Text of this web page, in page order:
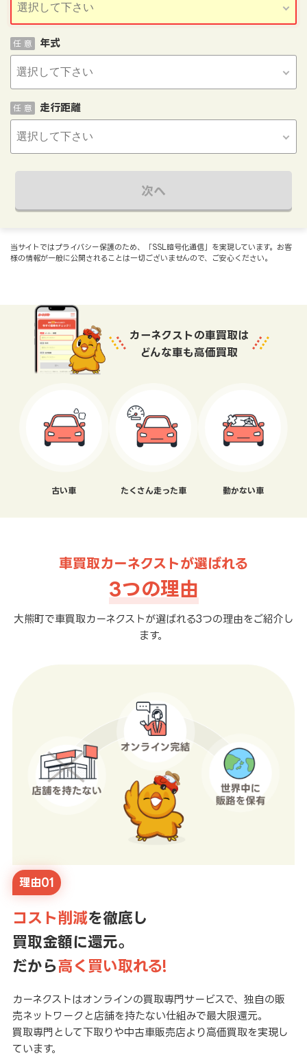
年式
任 意
走行距離
任 意
次へ
当サイトではプライバシー保護のため、「SSL暗号化通信」を実現しています。お客
様の情報が一般に公開されることは一切ございませんので、ご安心ください。
カーネクストの車買取は
どんな車も高価買取
古い車 たくさん走った車 動かない車
車買取カーネクストが選ばれる
3つの理由
大熊町で車買取カーネクストが選ばれる3つの理由をご紹介し
ます。
理由01
コスト削減を徹底し
買取金額に還元。
だから高く買い取れる!
カーネクストはオンラインの買取専門サービスで、独自の販
売ネットワークと店舗を持たない仕組みで最大限還元。
買取専門として下取りや中古車販売店より高価買取を実現し
ています。